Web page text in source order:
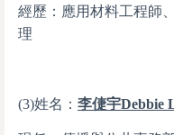
經歷：應用材料工程師
理
(3)姓名： 李倢宇Debbie